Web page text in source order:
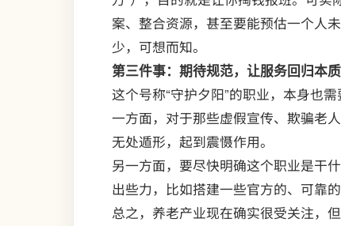
案、整合资源，甚至要能预估一个人
少，可想而知。
第三件事：期待规范，让服务回归本质
这个号称“守护夕阳”的职业，本身也
一方面，对于那些虚假宣传、欺骗老
无处遁形，起到震慑作用。
另一方面，要尽快明确这个职业是干
出些力，比如搭建一些官方的、可靠
总之，养老产业现在确实很受关注，